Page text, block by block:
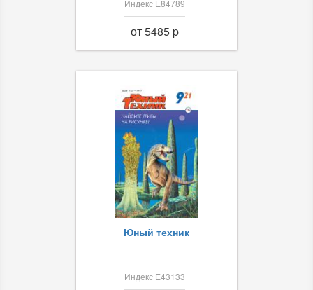
Индекс Е84789
от 5485 p
Юный техник
Индекс Е43133